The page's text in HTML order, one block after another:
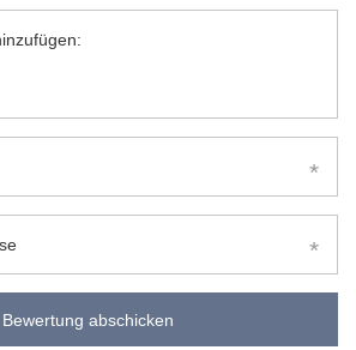
Bewertung abschicken